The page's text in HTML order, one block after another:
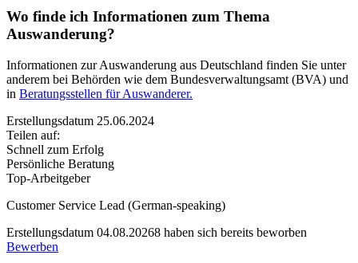
Wo finde ich Informationen zum Thema
Auswanderung?
Informationen zur Auswanderung aus Deutschland finden Sie unter
anderem bei Behörden wie dem Bundesverwaltungsamt (BVA) und
in Beratungsstellen für Auswanderer.
Erstellungsdatum 25.06.2024
Teilen auf:
Schnell zum Erfolg
Persönliche Beratung
Top-Arbeitgeber
Customer Service Lead (German-speaking)
Erstellungsdatum 04.08.20268 haben sich bereits beworben
Bewerben